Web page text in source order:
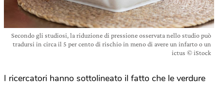
Secondo gli studiosi, la riduzione di pressione osservata nello studio può
tradursi in circa il 5 per cento di rischio in meno di avere un infarto o un
ictus © iStock
I ricercatori hanno sottolineato il fatto che le verdure